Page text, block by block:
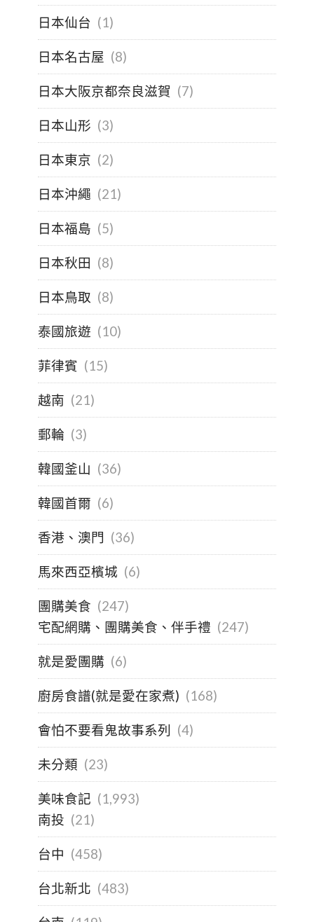
日本仙台 (1)
日本名古屋 (8)
日本大阪京都奈良滋賀 (7)
日本山形 (3)
日本東京 (2)
日本沖繩 (21)
日本福島 (5)
日本秋田 (8)
日本鳥取 (8)
泰國旅遊 (10)
菲律賓 (15)
越南 (21)
郵輪 (3)
韓國釜山 (36)
韓國首爾 (6)
香港、澳門 (36)
馬來西亞檳城 (6)
團購美食 (247)
宅配網購、團購美食、伴手禮 (247)
就是愛團購 (6)
廚房食譜(就是愛在家煮) (168)
會怕不要看鬼故事系列 (4)
未分類 (23)
美味食記 (1,993)
南投 (21)
台中 (458)
台北新北 (483)